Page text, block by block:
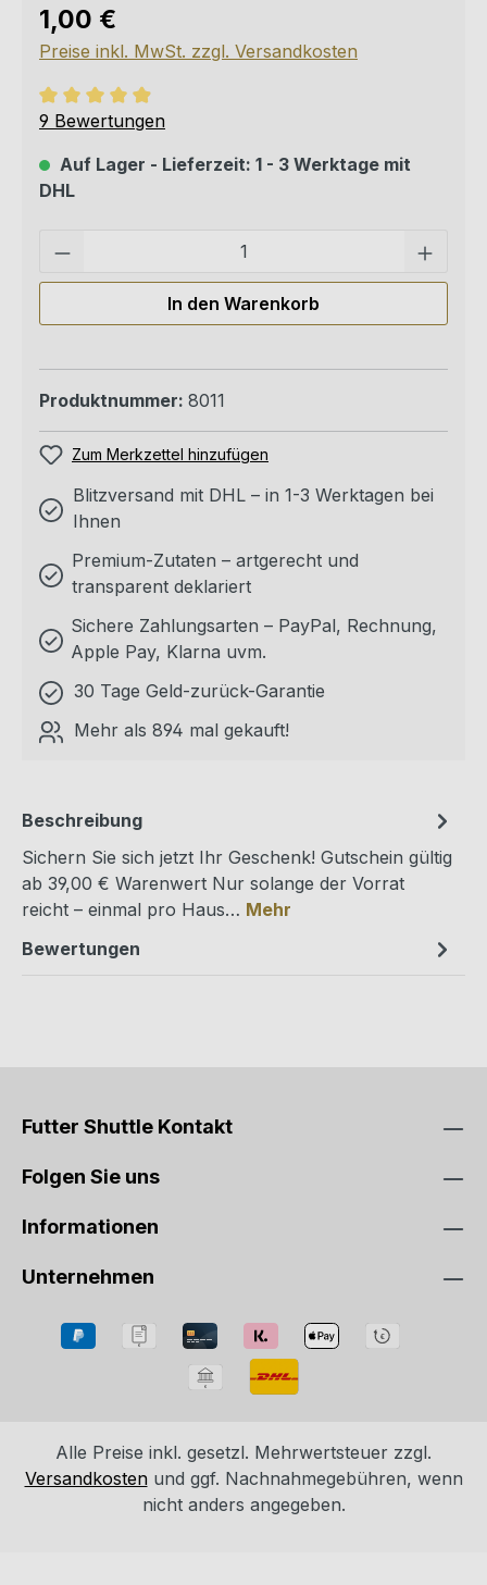
Regulärer Preis:
1,00 €
Preise inkl. MwSt. zzgl. Versandkosten
Durchschnittliche Bewertung von 4.89 von 5 Sternen
9 Bewertungen
Auf Lager - Lieferzeit: 1 - 3 Werktage mit
DHL
In den Warenkorb
Produktnummer: 8011
Zum Merkzettel hinzufügen
Blitzversand mit DHL – in 1-3 Werktagen bei
Ihnen
Premium-Zutaten – artgerecht und
transparent deklariert
Sichere Zahlungsarten – PayPal, Rechnung,
Apple Pay, Klarna uvm.
30 Tage Geld-zurück-Garantie
Mehr als 894 mal gekauft!
Beschreibung
Sichern Sie sich jetzt Ihr Geschenk! Gutschein gültig
ab 39,00 € Warenwert Nur solange der Vorrat
reicht – einmal pro Haus… Mehr
Bewertungen
Futter Shuttle Kontakt
Folgen Sie uns
Informationen
Unternehmen
Alle Preise inkl. gesetzl. Mehrwertsteuer zzgl.
Versandkostenund ggf. Nachnahmegebühren, wenn
nicht anders angegeben.